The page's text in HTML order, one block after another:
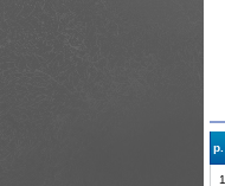
p.